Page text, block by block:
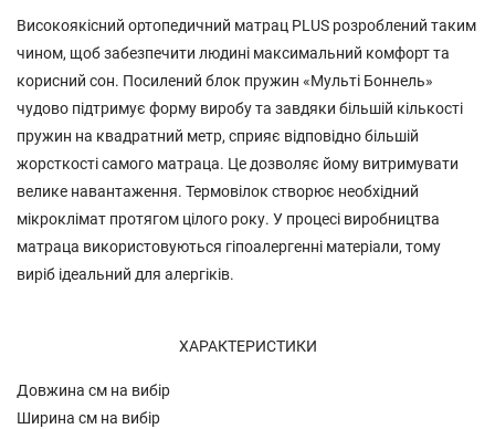
Високоякісний ортопедичний матрац PLUS розроблений таким
чином, щоб забезпечити людині максимальний комфорт та
корисний сон. Посилений блок пружин «Мульті Боннель»
чудово підтримує форму виробу та завдяки більшій кількості
пружин на квадратний метр, сприяє відповідно більшій
жорсткості самого матраца. Це дозволяє йому витримувати
велике навантаження. Термовілок створює необхідний
мікроклімат протягом цілого року. У процесі виробництва
матраца використовуються гіпоалергенні матеріали, тому
виріб ідеальний для алергіків.
ХАРАКТЕРИСТИКИ
Довжина см на вибір
Ширина см на вибір